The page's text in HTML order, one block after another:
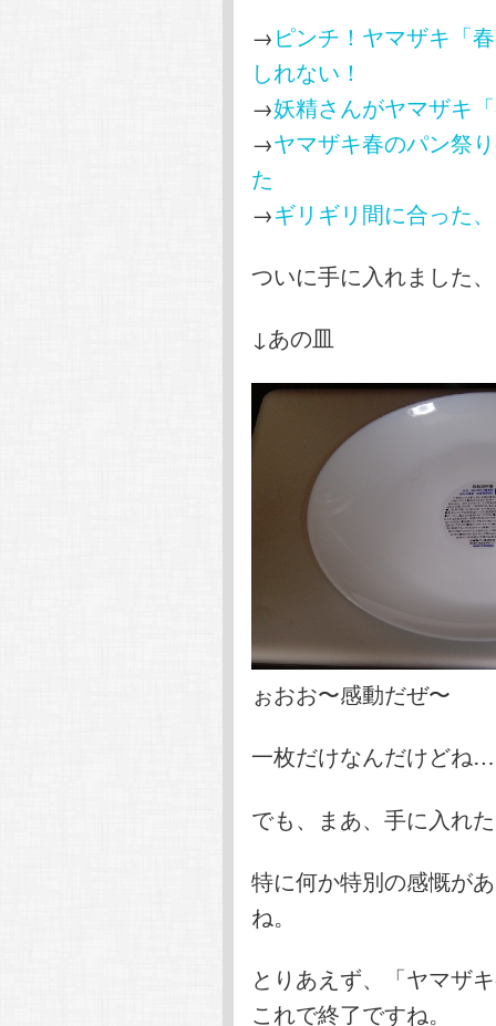
→ピンチ！ヤマザキ「
しれない！
→妖精さんがヤマザキ
→ヤマザキ春のパン祭
た
→ギリギリ間に合った
ついに手に入れました
↓あの皿
ぉおお〜感動だぜ〜
一枚だけなんだけどね
でも、まあ、手に入れ
特に何か特別の感慨が
ね。
とりあえず、「ヤマザ
これで終了ですね。